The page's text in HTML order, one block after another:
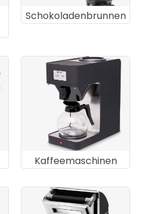
Schokoladenbrunnen
Kaffeemaschinen